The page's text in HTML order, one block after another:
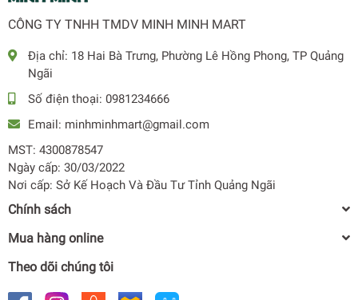
CÔNG TY TNHH TMDV MINH MINH MART
Địa chỉ: 18 Hai Bà Trưng, Phường Lê Hồng Phong, TP Quảng
Ngãi
Số điện thoại: 0981234666
Email: minhminhmart@gmail.com
MST: 4300878547
Ngày cấp: 30/03/2022
Nơi cấp: Sở Kế Hoạch Và Đầu Tư Tỉnh Quảng Ngãi
Chính sách
Mua hàng online
Theo dõi chúng tôi